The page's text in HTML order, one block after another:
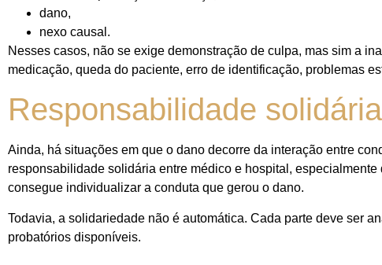
dano,
nexo causal.
Nesses casos, não se exige demonstração de culpa, mas sim a
medicação, queda do paciente, erro de identificação, problemas
Responsabilidade
Ainda, há situações em que o dano decorre da interação entre
responsabilidade solidária entre médico e hospital,
consegue individualizar a conduta que gerou o dano.
Todavia, a solidariedade não é automática. Cada parte deve ser
probatórios disponíveis.